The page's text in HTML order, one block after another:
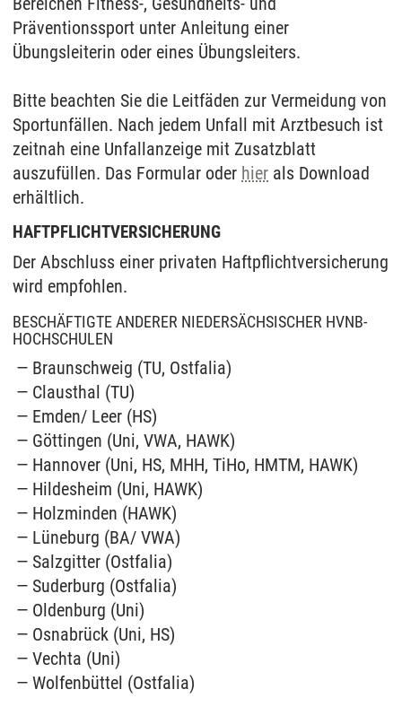
Präventionssport unter Anleitung einer
Übungsleiterin oder eines Übungsleiters.
Bitte beachten Sie die Leitfäden zur Vermeidung von
Sportunfällen. Nach jedem Unfall mit Arztbesuch ist
zeitnah eine Unfallanzeige mit Zusatzblatt
auszufüllen. Das Formular oder hier als Download
erhältlich.
HAFTPFLICHTVERSICHERUNG
Der Abschluss einer privaten Haftpflichtversicherung
wird empfohlen.
BESCHÄFTIGTE ANDERER NIEDERSÄCHSISCHER HVNB-
HOCHSCHULEN
Braunschweig (TU, Ostfalia)
Clausthal (TU)
Emden/ Leer (HS)
Göttingen (Uni, VWA, HAWK)
Hannover (Uni, HS, MHH, TiHo, HMTM, HAWK)
Hildesheim (Uni, HAWK)
Holzminden (HAWK)
Lüneburg (BA/ VWA)
Salzgitter (Ostfalia)
Suderburg (Ostfalia)
Oldenburg (Uni)
Osnabrück (Uni, HS)
Vechta (Uni)
Wolfenbüttel (Ostfalia)